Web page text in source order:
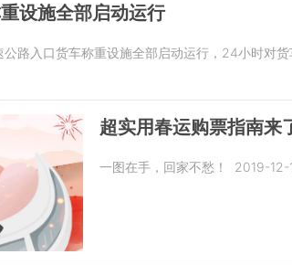
设施全部启动运行
路入口货车称重设施全部启动运行，24小时对
超实用春运购票指南来
一图在手，回家不愁！ 2019-